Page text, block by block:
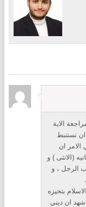
الاية
ان نستنبط
الامر ان
(الانثى ) و
الرجل ، و
بتحيزه
ان ديني